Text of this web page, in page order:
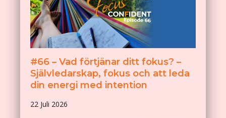
#66 – Vad förtjänar ditt fokus? –
Självledarskap, fokus och att leda
din energi med intention
22 Juli 2026